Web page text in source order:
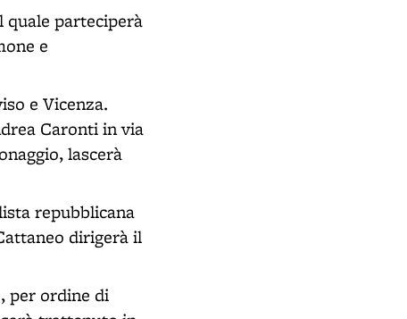
parteciperà
e
e Vicenza.
Caronti in via
lascerà
repubblicana
dirigerà il
per ordine di